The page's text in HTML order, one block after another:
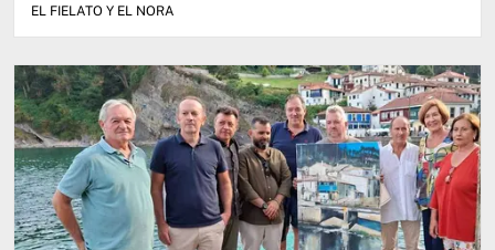
EL FIELATO Y EL NORA